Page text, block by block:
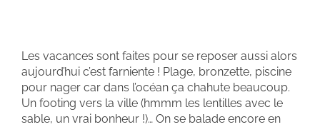
Les vacances sont faites pour se reposer aussi alors
aujourd’hui c’est farniente ! Plage, bronzette, piscine
pour nager car dans l’océan ça chahute beaucoup.
Un footing vers la ville (hmmm les lentilles avec le
sable, un vrai bonheur !)… On se balade encore en